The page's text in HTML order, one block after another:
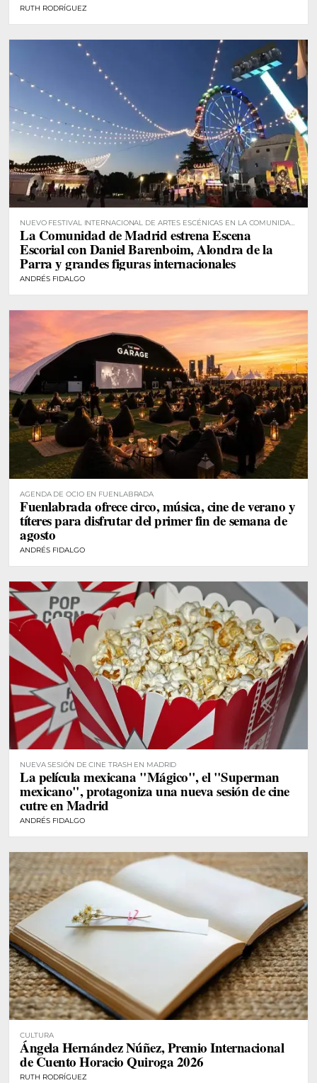
RUTH RODRÍGUEZ
NUEVO FESTIVAL INTERNACIONAL DE ARTES ESCÉNICAS EN LA COMUNIDAD
DE MADRID
La Comunidad de Madrid estrena Escena
Escorial con Daniel Barenboim, Alondra de la
Parra y grandes figuras internacionales
ANDRÉS FIDALGO
AGENDA DE OCIO EN FUENLABRADA
Fuenlabrada ofrece circo, música, cine de verano y
títeres para disfrutar del primer fin de semana de
agosto
ANDRÉS FIDALGO
NUEVA SESIÓN DE CINE TRASH EN MADRID
La película mexicana "Mágico", el "Superman
mexicano", protagoniza una nueva sesión de cine
cutre en Madrid
ANDRÉS FIDALGO
CULTURA
Ángela Hernández Núñez, Premio Internacional
de Cuento Horacio Quiroga 2026
RUTH RODRÍGUEZ